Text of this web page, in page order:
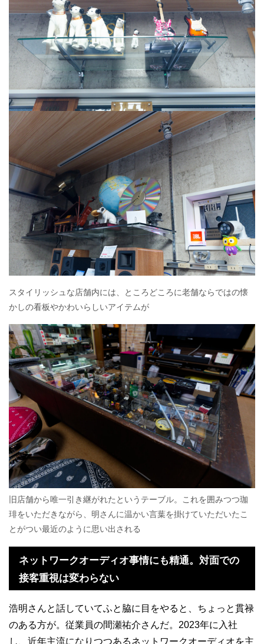
スタイリッシュな店舗内には、ところどころに老舗ならではの懐
かしの看板やかわいらしいアイテムが
旧店舗から唯一引き継がれたというテーブル。これを囲みつつ珈
琲をいただきながら、明さんに温かい言葉を掛けていただいたこ
とがつい最近のように思い出される
ネットワークオーディオ事情にも精通。対面での
接客重視は変わらない
浩明さんと話していてふと脇に目をやると、ちょっと貫禄
のある方が。従業員の間瀬祐介さんだ。2023年に入社
し、近年主流になりつつあるネットワークオーディオを主